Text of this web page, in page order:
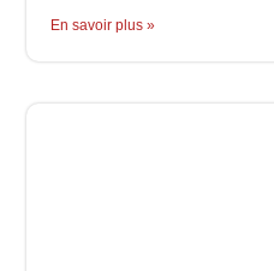
En savoir plus »